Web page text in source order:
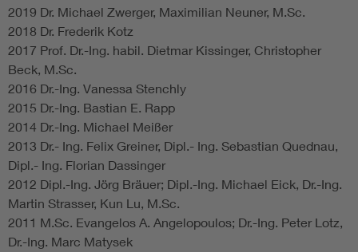
2019 Dr. Michael Zwerger, Maximilian Neuner, M.Sc.
2018 Dr. Frederik Kotz
2017 Prof. Dr.-Ing. habil. Dietmar Kissinger, Christopher
Beck, M.Sc.
2016 Dr.-Ing. Vanessa Stenchly
2015 Dr.-Ing. Bastian E. Rapp
2014 Dr.-Ing. Michael Meißer
2013 Dr.- Ing. Felix Greiner, Dipl.- Ing. Sebastian Quednau,
Dipl.- Ing. Florian Dassinger
2012 Dipl.-Ing. Jörg Bräuer; Dipl.-Ing. Michael Eick, Dr.-Ing.
Martin Strasser, Kun Lu, M.Sc.
2011 M.Sc. Evangelos A. Angelopoulos; Dr.-Ing. Peter Lotz,
Dr.-Ing. Marc Matysek